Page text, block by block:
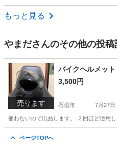
沖縄 沖縄市
もっと見る
やまださんのその他の投稿
売ります
バイクヘルメット
3,500円
石垣市 7月27日
使わないので出品します。 ２回ほど使用
ページTOPへ